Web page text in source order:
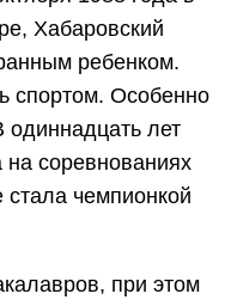
Хабаровский
ребенком.
спортом. Особенно
лет
соревнованиях
чемпионкой
при этом